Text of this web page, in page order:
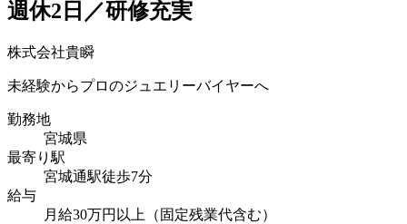
週休2日／研修充実
株式会社貴瞬
未経験からプロのジュエリーバイヤーへ
勤務地
宮城県
最寄り駅
宮城通駅徒歩7分
給与
月給30万円以上（固定残業代含む）